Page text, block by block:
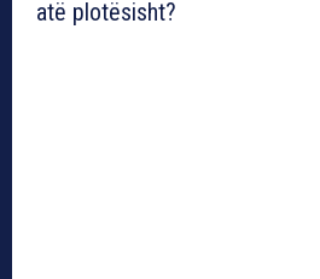
atë plotësisht?